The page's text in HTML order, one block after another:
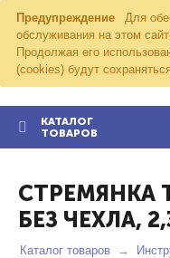
Предупреждение
Для
обслуживания на этом
Продолжая его
(cookies) будут
КАТАЛОГ
ТОВАРОВ
СТРЕМЯНКА
БЕЗ ЧЕХЛА,
Каталог товаров